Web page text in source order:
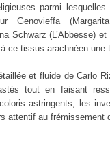
parmi lesquelles
Genovieffa
Schwarz (L’Abbesse)
ce tissus arachnéen une
et fluide de Carlo
tout en faisant
astringents, les
attentif au frémissement